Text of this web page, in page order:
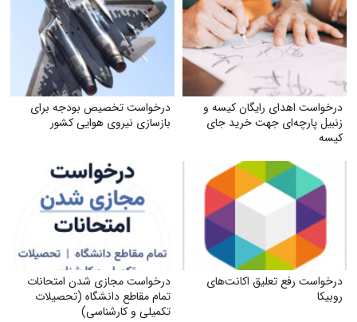
درخواست اهدای رایگان کیسه و
زنبیل پارچه‌ای جهت خرید جای
کیسه‌
درخواست تخصیص بودجه برای
بازسازی نیروی هوایی کشور
درخواست رفع تعلیق اکانت‌های
روبیکا
درخواست مجازی شدن امتحانات
تمام مقاطع دانشگاه (تحصیلات
تکمیلی و کارشناسی)